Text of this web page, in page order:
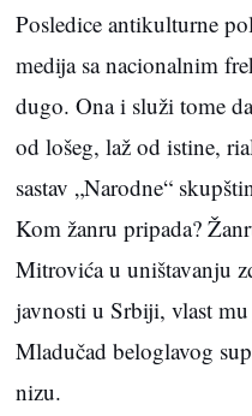
Posledice antikulturne
medija sa nacionalnim
dugo. Ona i služi tome
od lošeg, laž od istine,
sastav „Narodne“
Kom žanru pripada?
Mitrovića u uništavanju
javnosti u Srbiji, vlast
Mladučad beloglavog
nizu.